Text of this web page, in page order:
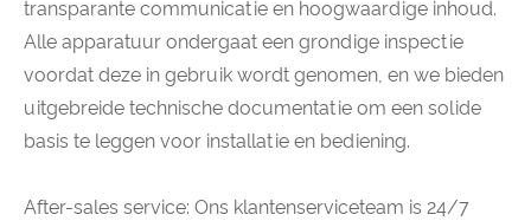
transparante communicatie en hoogwaardige inhoud.
Alle apparatuur ondergaat een grondige inspectie
voordat deze in gebruik wordt genomen, en we bieden
uitgebreide technische documentatie om een ​​solide
basis te leggen voor installatie en bediening.
After-sales service: Ons klantenserviceteam is 24/7